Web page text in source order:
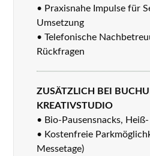
• Praxisnahe Impulse für
Umsetzung
• Telefonische
Rückfragen
ZUSÄTZLICH BEI
KREATIVSTUDIO
• Bio-Pausensnacks,
• Kostenfreie
Messetage)